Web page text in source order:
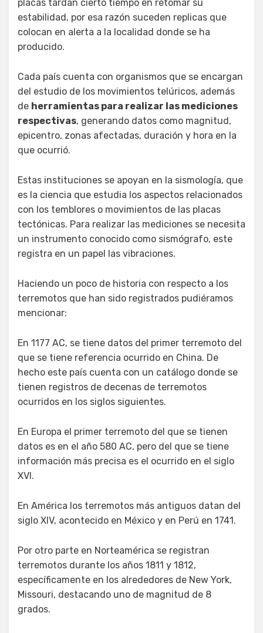
placas tardan cierto tiempo en retomar su
estabilidad, por esa razón suceden replicas que
colocan en alerta a la localidad donde se ha
producido.
Cada país cuenta con organismos que se encargan
del estudio de los movimientos telúricos, además
de herramientas para realizar las mediciones
respectivas, generando datos como magnitud,
epicentro, zonas afectadas, duración y hora en la
que ocurrió.
Estas instituciones se apoyan en la sismología, que
es la ciencia que estudia los aspectos relacionados
con los temblores o movimientos de las placas
tectónicas. Para realizar las mediciones se necesita
un instrumento conocido como sismógrafo, este
registra en un papel las vibraciones.
Haciendo un poco de historia con respecto a los
terremotos que han sido registrados pudiéramos
mencionar:
En 1177 AC, se tiene datos del primer terremoto del
que se tiene referencia ocurrido en China. De
hecho este país cuenta con un catálogo donde se
tienen registros de decenas de terremotos
ocurridos en los siglos siguientes.
En Europa el primer terremoto del que se tienen
datos es en el año 580 AC, pero del que se tiene
información más precisa es el ocurrido en el siglo
XVI.
En América los terremotos más antiguos datan del
siglo XIV, acontecido en México y en Perú en 1741.
Por otro parte en Norteamérica se registran
terremotos durante los años 1811 y 1812,
específicamente en los alrededores de New York,
Missouri, destacando uno de magnitud de 8
grados.